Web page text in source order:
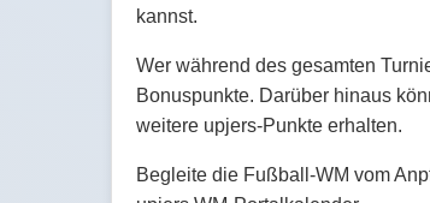
kannst.
Wer während des gesamten
Bonuspunkte. Darüber hinaus
weitere upjers-Punkte erhalten.
Begleite die Fußball-WM vom